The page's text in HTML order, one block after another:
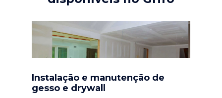
Instalação e manutenção de
gesso e drywall